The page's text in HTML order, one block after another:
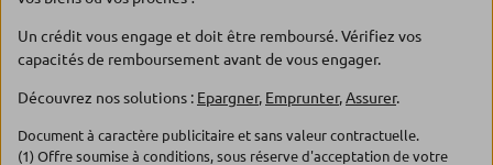
Un crédit vous engage et doit être remboursé. Vérifiez vos
capacités de remboursement avant de vous engager.
Découvrez nos solutions : Epargner, Emprunter,Assurer.
Document à caractère publicitaire et sans valeur contractuelle.
(1) Offre soumise à conditions, sous réserve d'acceptation de votre